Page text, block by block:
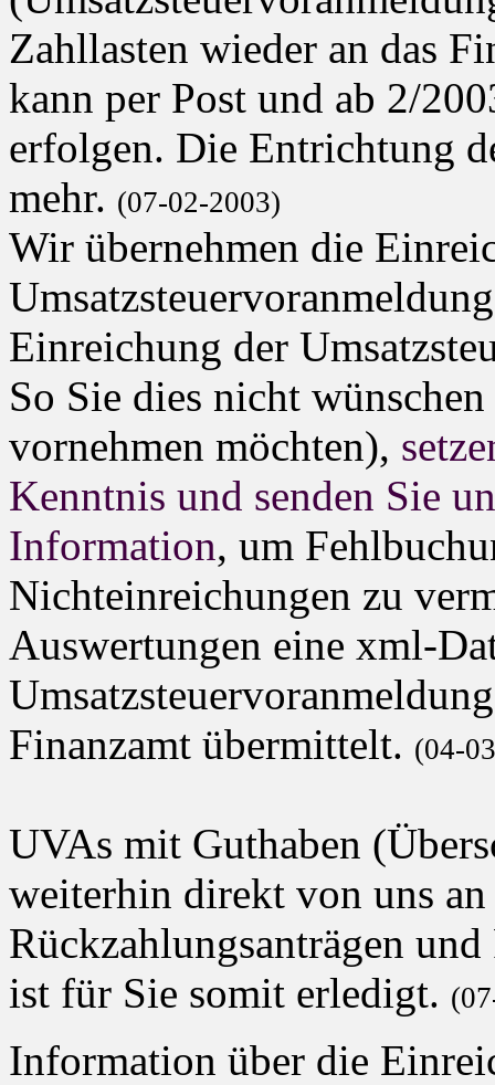
Zahllasten wieder an das
kann per Post und ab 2/
erfolgen. Die Entrichtung
mehr. (07-02-2003)
Wir übernehmen die
Einreichung der
So Sie dies nicht
vornehmen möchten),
Kenntnis und senden Sie
Information, um
Nichteinreichungen zu
Auswertungen eine xml-
Finanzamt übermittelt. (04-
UVAs mit Guthaben
weiterhin direkt von uns an
Rückzahlungsanträgen
ist für Sie somit erledigt.
Information über die